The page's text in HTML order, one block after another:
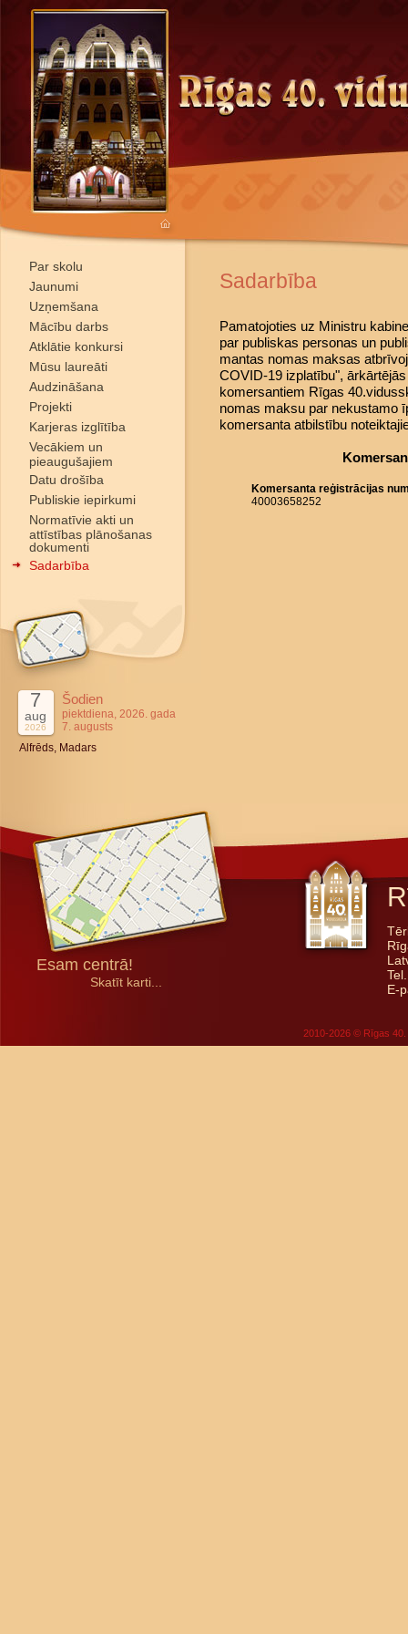
Par skolu
Jaunumi
Uzņemšana
Mācību darbs
Atklātie konkursi
Mūsu laureāti
Audzināšana
Projekti
Karjeras izglītība
Vecākiem un
pieaugušajiem
Datu drošība
Publiskie iepirkumi
Normatīvie akti un
attīstības plānošanas
dokumenti
Sadarbība
7
aug
2026
Šodien
piektdiena, 2026. gada
7. augusts
Alfrēds, Madars
Sadarbība
Pamatojoties uz Ministru
par publiskas personas un
mantas nomas maksas
COVID-19 izplatību",
komersantiem Rīgas
nomas maksu par nekustamo
komersanta atbilstību
Komersanta reģistrācijas
40003658252
Esam centrā!
Skatīt karti...
E-
2010-2026 © Rīgas